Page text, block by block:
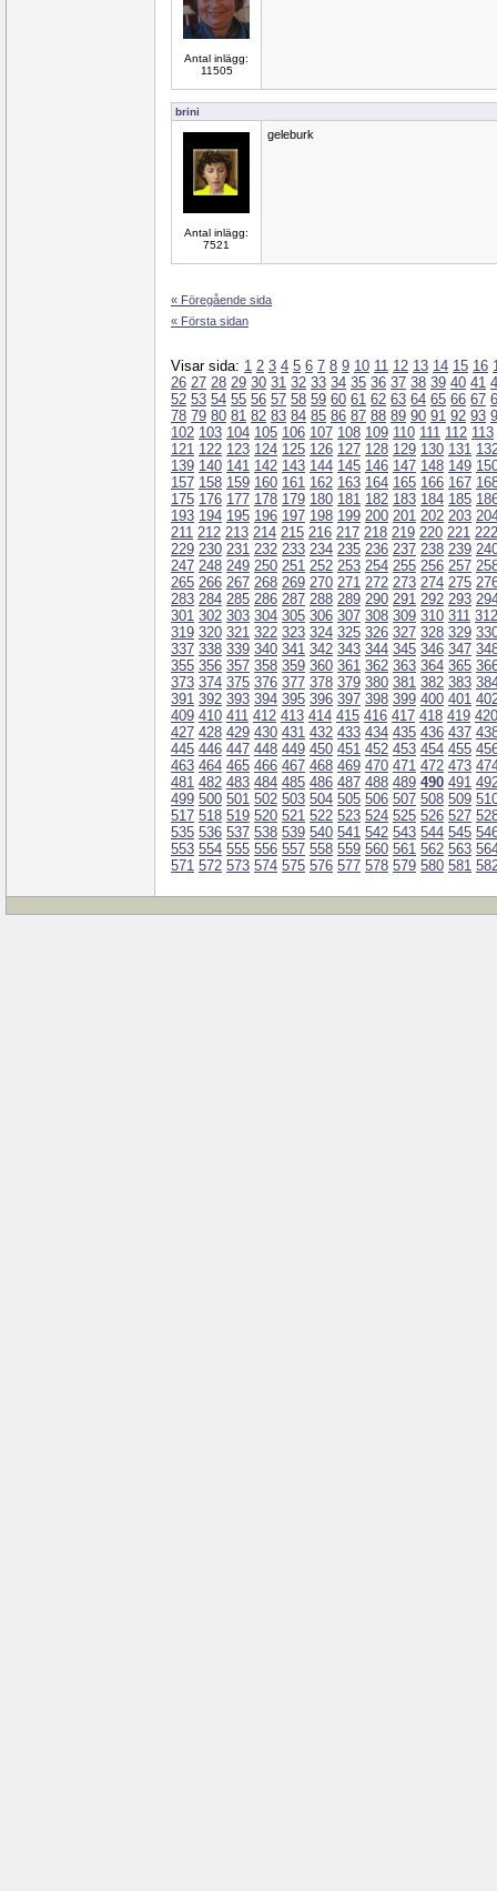
Antal inlägg:
11505
brini
Antal inlägg:
7521
geleburk
« Föregående sida
« Första sidan
Visar sida: 1 2 3 4 5 6 7 8 9 10 11 12 13 14 15 16
26 27 28 29 30 31 32 33 34 35 36 37 38 39 40 41
52 53 54 55 56 57 58 59 60 61 62 63 64 65 66 67
78 79 80 81 82 83 84 85 86 87 88 89 90 91 92 93
102 103 104 105 106 107 108 109 110 111 112 113
121 122 123 124 125 126 127 128 129 130 131
139 140 141 142 143 144 145 146 147 148 149
157 158 159 160 161 162 163 164 165 166 167
175 176 177 178 179 180 181 182 183 184 185
193 194 195 196 197 198 199 200 201 202 203
211 212 213 214 215 216 217 218 219 220 221 222
229 230 231 232 233 234 235 236 237 238 239
247 248 249 250 251 252 253 254 255 256 257
265 266 267 268 269 270 271 272 273 274 275
283 284 285 286 287 288 289 290 291 292 293
301 302 303 304 305 306 307 308 309 310 311 312
319 320 321 322 323 324 325 326 327 328 329
337 338 339 340 341 342 343 344 345 346 347
355 356 357 358 359 360 361 362 363 364 365
373 374 375 376 377 378 379 380 381 382 383
391 392 393 394 395 396 397 398 399 400 401
409 410 411 412 413 414 415 416 417 418 419 420
427 428 429 430 431 432 433 434 435 436 437
445 446 447 448 449 450 451 452 453 454 455
463 464 465 466 467 468 469 470 471 472 473
481 482 483 484 485 486 487 488 489 490 491
499 500 501 502 503 504 505 506 507 508 509
517 518 519 520 521 522 523 524 525 526 527
535 536 537 538 539 540 541 542 543 544 545
553 554 555 556 557 558 559 560 561 562 563
571 572 573 574 575 576 577 578 579 580 581